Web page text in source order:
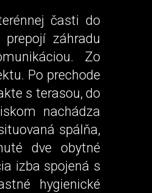
časti do
záhradu
Zo
Po prechode
s terasou, do
nachádza
spálňa,
dve obytné
izba spojená s
hygienické